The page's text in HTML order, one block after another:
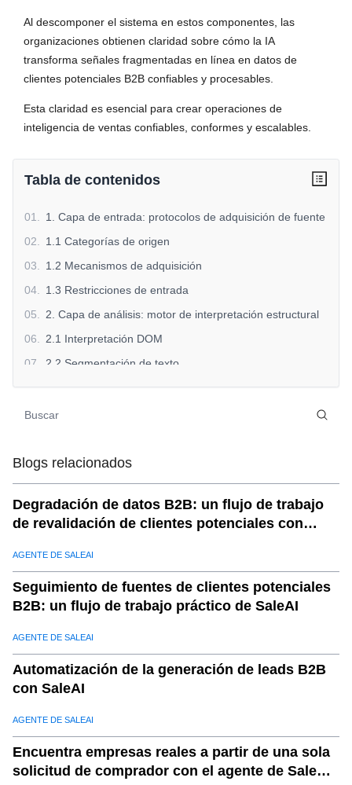
Al descomponer el sistema en estos componentes, las
organizaciones obtienen claridad sobre cómo la IA
transforma señales fragmentadas en línea en datos de
clientes potenciales B2B confiables y procesables.
Esta claridad es esencial para crear operaciones de
inteligencia de ventas confiables, conformes y escalables.
Tabla de contenidos
01
1. Capa de entrada: protocolos de adquisición de fuente
02
1.1 Categorías de origen
03
1.2 Mecanismos de adquisición
04
1.3 Restricciones de entrada
05
2. Capa de análisis: motor de interpretación estructural
06
2.1 Interpretación DOM
07
2.2 Segmentación de texto
08. 2.3 Reglas de reducción de ruido
09. 3. Capa de extracción: reconocimiento de entidades y
3.1 Detección de entidades
12. 3.3 Modelos de patrones
13. 4. Capa de validación: filtros de precisión e integridad
14. 4.1 Protocolos de validación de correo electrónico
16.
4.3 Validación de la empresa
19. 5.1 Expansión de atributos
21. 5.3 Consolidación entre fuentes
22. 6. Capa de estructuración: normalización y
categorización de datos
Blogs relacionados
Degradación de datos B2B: un flujo de trabajo
de revalidación de clientes potenciales con
AGENTE DE SALEAI
Seguimiento de fuentes de clientes potenciales
B2B: un flujo de trabajo práctico de SaleAI
AGENTE DE SALEAI
Automatización de la generación de leads B2B
con SaleAI
AGENTE DE SALEAI
Encuentra empresas reales a partir de una sola
solicitud de comprador con el agente de SaleAI